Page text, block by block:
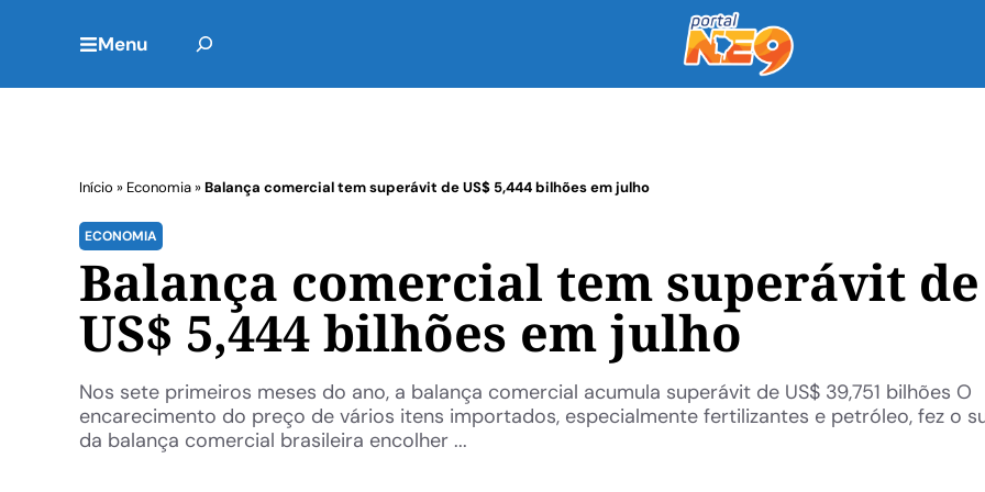
Menu
Início » Economia»Balança comercial tem superávit de US$ 5,444 bilhões em julho
ECONOMIA
Balança comercial tem superávit de
US$ 5,444 bilhões em julho
Nos sete primeiros meses do ano, a balança comercial acumula superávit de US$ 39,751 bilhões O
encarecimento do preço de vários itens importados, especialmente fertilizantes e petróleo, fez o
da balança comercial brasileira encolher ...